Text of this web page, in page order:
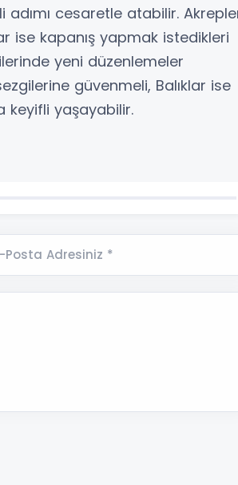
cesaretle atabilir.
ise kapanış yapmak istedikleri
yeni düzenlemeler
güvenmeli, Balıklar ise
keyifli yaşayabilir.
Posta Adresiniz *